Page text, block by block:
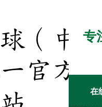
专
在